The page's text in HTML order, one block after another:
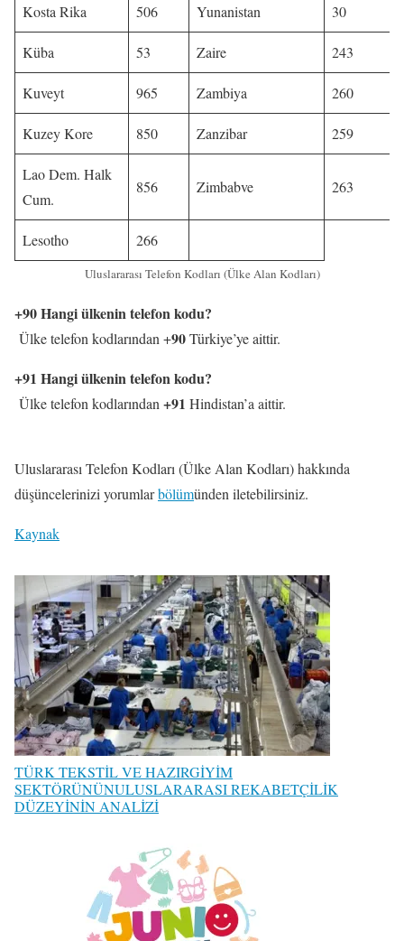
Kosta Rika 506 Yunanistan 30
Küba 53 Zaire 243
Kuveyt 965 Zambiya 260
Kuzey Kore 850 Zanzibar 259
Lao Dem. Halk
Cum.
856 Zimbabve 263
Lesotho 266
Uluslararası Telefon Kodları (Ülke Alan Kodları)
+90 Hangi ülkenin telefon kodu?
Ülke telefon kodlarından +90Türkiye’ye aittir.
+91 Hangi ülkenin telefon kodu?
Ülke telefon kodlarından +91 Hindistan’a aittir.
Uluslararası Telefon Kodları (Ülke Alan Kodları) hakkında
düşüncelerinizi yorumlarbölümünden iletebilirsiniz.
Kaynak
TÜRK TEKSTİL VE HAZIRGİYİM
SEKTÖRÜNÜNULUSLARARASI REKABETÇİLİK
DÜZEYİNİN ANALİZİ